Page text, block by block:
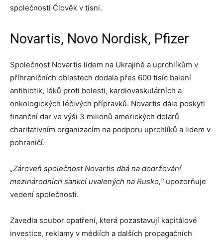
společnosti Člověk v tísni.
Novartis, Novo Nordisk, Pfizer
Společnost Novartis lidem na Ukrajině a uprchlíkům v
příhraničních oblastech dodala přes 600 tisíc balení
antibiotik, léků proti bolesti, kardiovaskulárních a
onkologických léčivých přípravků. Novartis dále poskytl
finanční dar ve výši 3 milionů amerických dolarů
charitativním organizacím na podporu uprchlíků a lidem v
pohraničí.
„Zároveň společnost Novartis dbá na dodržování
mezinárodních sankcí uvalených na Rusko,“ upozorňuje
vedení společnosti.
Zavedla soubor opatření, která pozastavují kapitálové
investice, reklamy v médiích a dalších propagačních